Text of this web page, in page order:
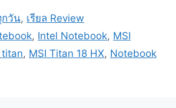
กวัน, เรียล Review
, Intel Notebook, MSI
titan, MSI Titan 18 HX, Notebook